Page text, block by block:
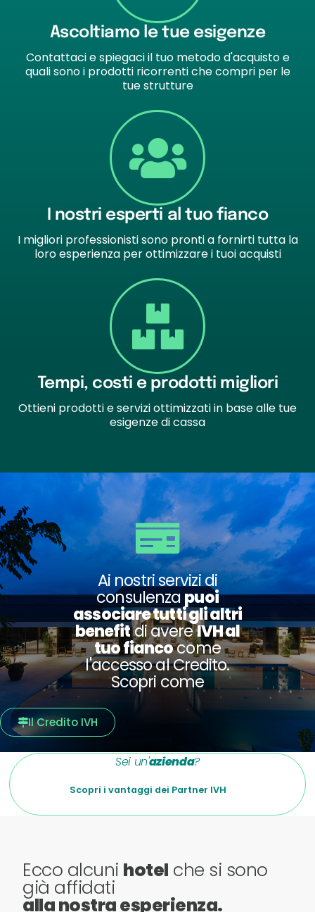
Ascoltiamo le tue esigenze
Contattaci e spiegaci il tuo metodo d'acquisto e
quali sono i prodotti ricorrenti che compri per le
tue strutture
I nostri esperti al tuo fianco
I migliori professionisti sono pronti a fornirti tutta la
loro esperienza per ottimizzare i tuoi acquisti
Tempi, costi e prodotti migliori
Ottieni prodotti e servizi ottimizzati in base alle tue
esigenze di cassa
Ai nostri servizi di
consulenzapuoi
associare tutti gli altri
benefitdi avereIVH al
tuo fiancocome
l'accesso al Credito.
Scopri come
Il Credito IVH
Sei un'azienda?
Scopri i vantaggi dei Partner IVH
Ecco alcuni hotel che si sono
già affidati
alla nostra esperienza.